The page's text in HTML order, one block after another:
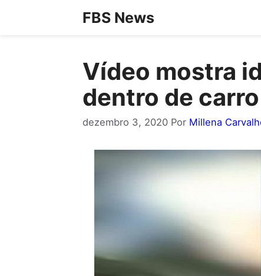
FBS News
Vídeo mostra
dentro de
dezembro 3, 2020 Por Millena